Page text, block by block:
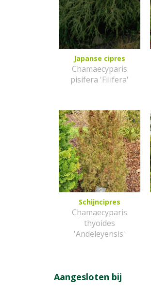
Japanse cipres
Chamaecyparis
pisifera 'Filifera'
Schijncipres
Chamaecyparis
thyoides
'Andeleyensis'
Aangesloten bij